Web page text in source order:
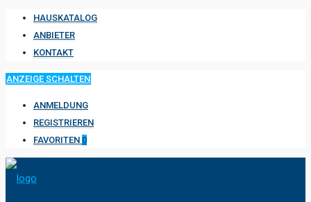
HAUSKATALOG
ANBIETER
KONTAKT
ANZEIGE SCHALTEN
ANMELDUNG
REGISTRIEREN
FAVORITEN 0